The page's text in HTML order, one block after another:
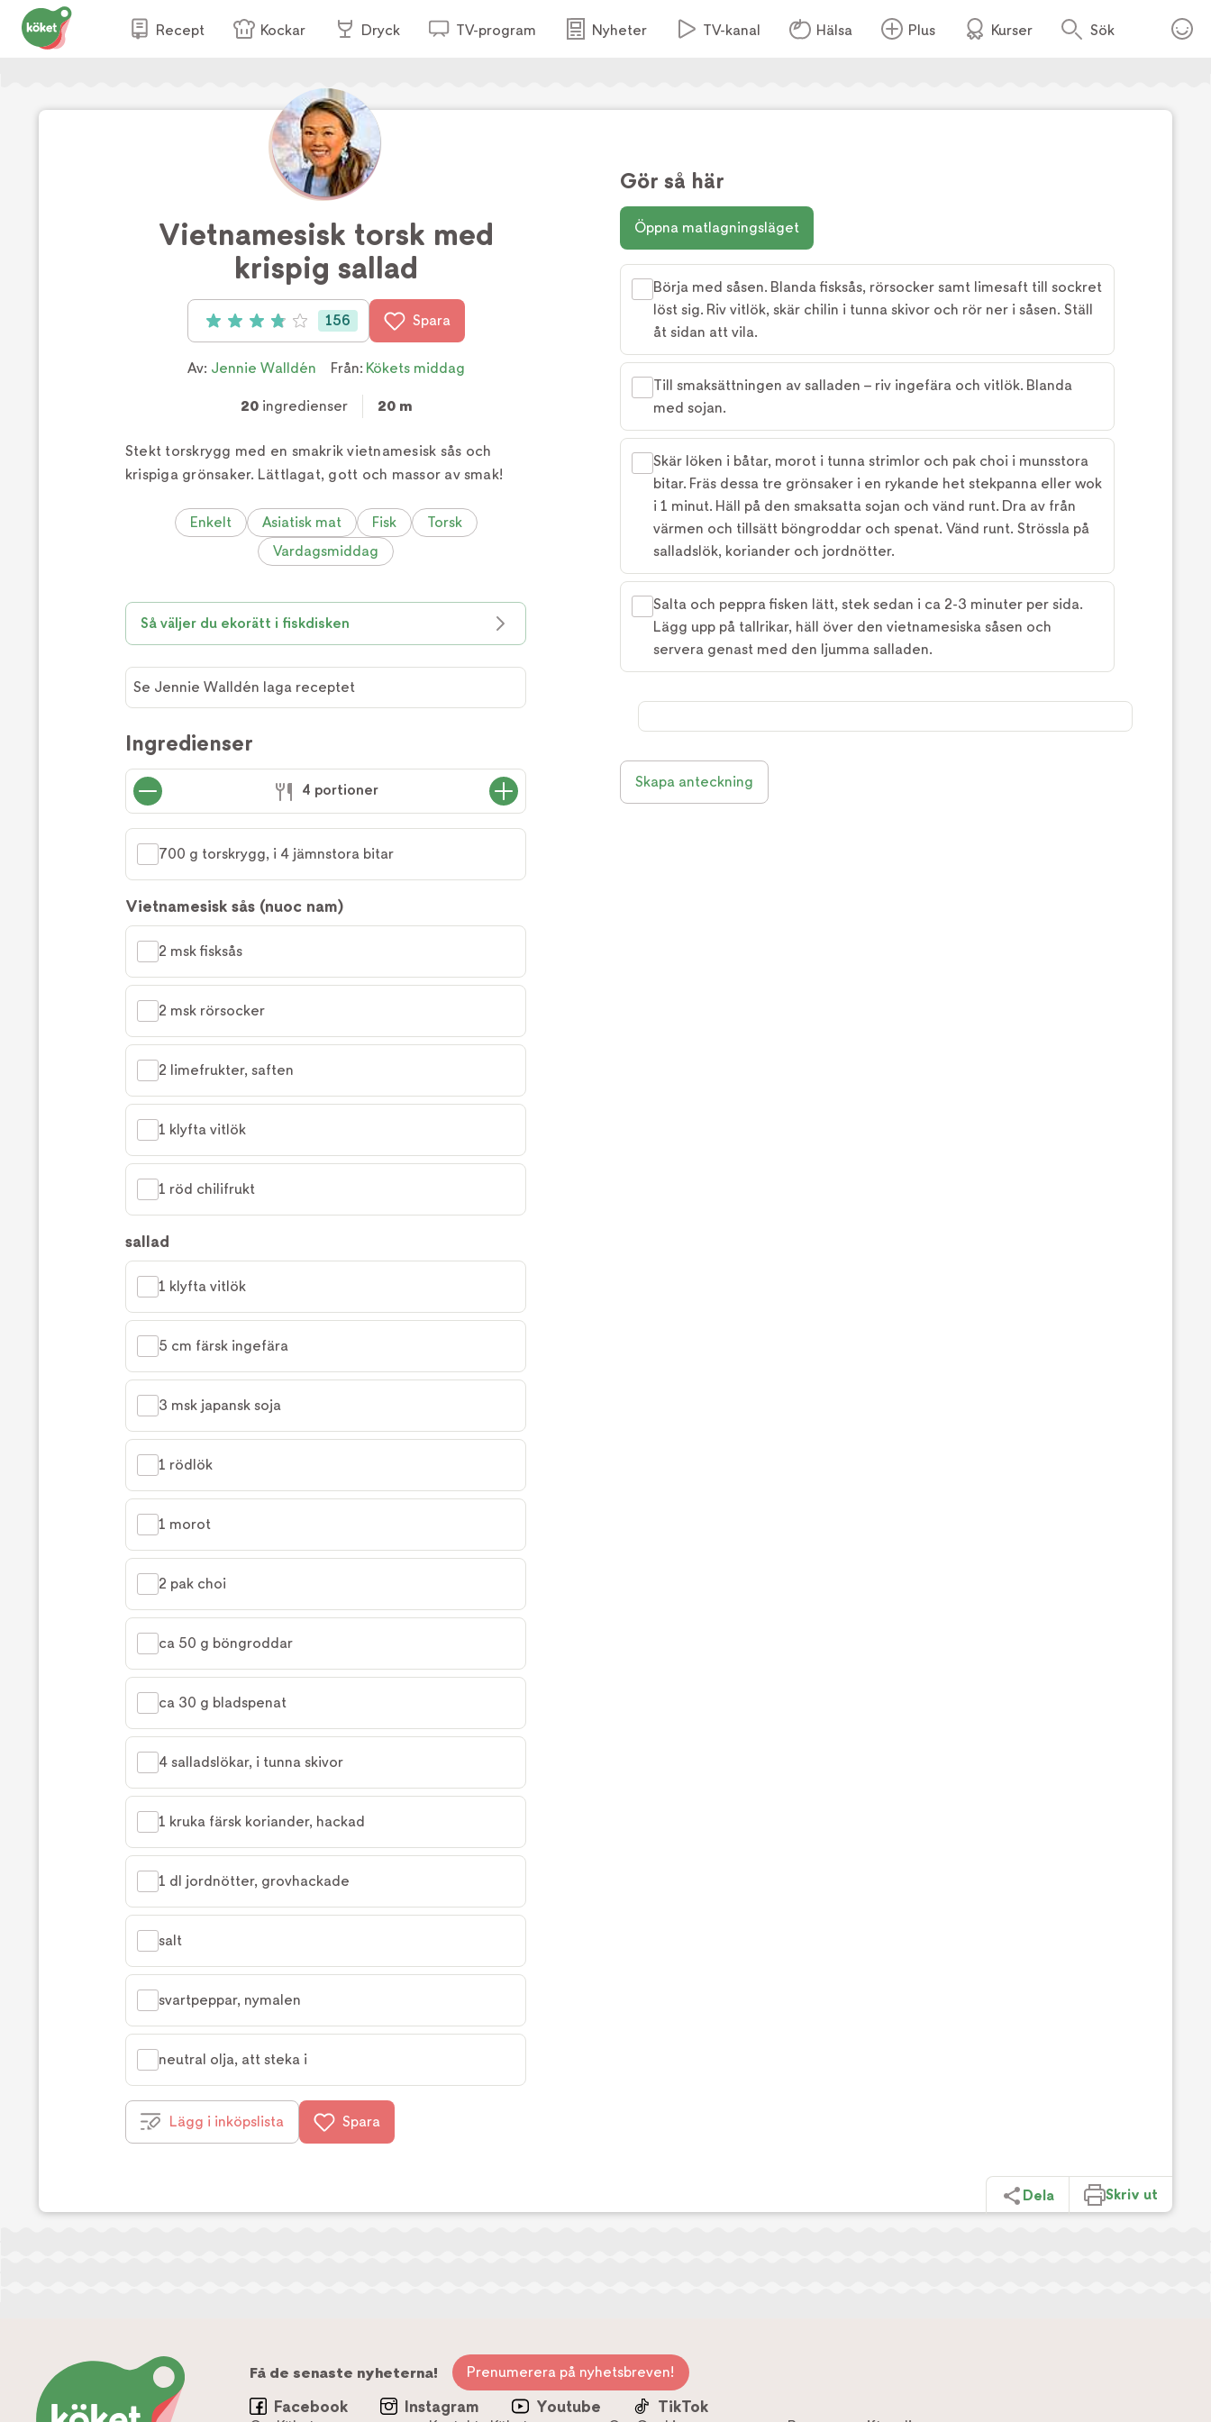
Recept Kockar Dryck TV-program Nyheter TV-kanal Hälsa Plus Kurser Sök
Foto:TV4
Vietnamesisk torsk med
krispig sallad
Betyg: 3.9 av 5 (156 röster)
156 Spara
Av: Jennie Walldén Från: Kökets middag
20ingredienser 20 m
Stekt torskrygg med en smakrik vietnamesisk sås och
krispiga grönsaker. Lättlagat, gott och massor av smak!
Enkelt Asiatisk mat Fisk
Torsk
Vardagsmiddag
Så väljer du ekorätt i fiskdisken
Jennie
Walldén
laga
receptet
Se Jennie Walldén laga receptet
Ingredienser
4 portioner
700 g torskrygg, i 4 jämnstora bitar
Vietnamesisk sås (nuoc nam)
2 msk fisksås
2 msk rörsocker
2 limefrukter, saften
1 klyfta vitlök
1 röd chilifrukt
sallad
1 klyfta vitlök
5 cm färsk ingefära
3 msk japansk soja
1 rödlök
1 morot
2 pak choi
ca 50 g böngroddar
ca 30 g bladspenat
4 salladslökar, i tunna skivor
1 kruka färsk koriander, hackad
1 dl jordnötter, grovhackade
salt
svartpeppar, nymalen
neutral olja, att steka i
Lägg i inköpslista Spara
Gör så här
Öppna matlagningsläget
Börja med såsen. Blanda fisksås, rörsocker samt limesaft till sockret
löst sig. Riv vitlök, skär chilin i tunna skivor och rör ner i såsen. Ställ
åt sidan att vila.
Till smaksättningen av salladen – riv ingefära och vitlök. Blanda
med sojan.
Skär löken i båtar, morot i tunna strimlor och pak choi i munsstora
bitar. Fräs dessa tre grönsaker i en rykande het stekpanna eller wok
i 1 minut. Häll på den smaksatta sojan och vänd runt. Dra av från
värmen och tillsätt böngroddar och spenat. Vänd runt. Strössla på
salladslök, koriander och jordnötter.
Salta och peppra fisken lätt, stek sedan i ca 2-3 minuter per sida.
Lägg upp på tallrikar, häll över den vietnamesiska såsen och
servera genast med den ljumma salladen.
Skapa anteckning
Dela Skriv ut
Få de senaste nyheterna! Prenumerera på nyhetsbreven!
Facebook Instagram Youtube TikTok